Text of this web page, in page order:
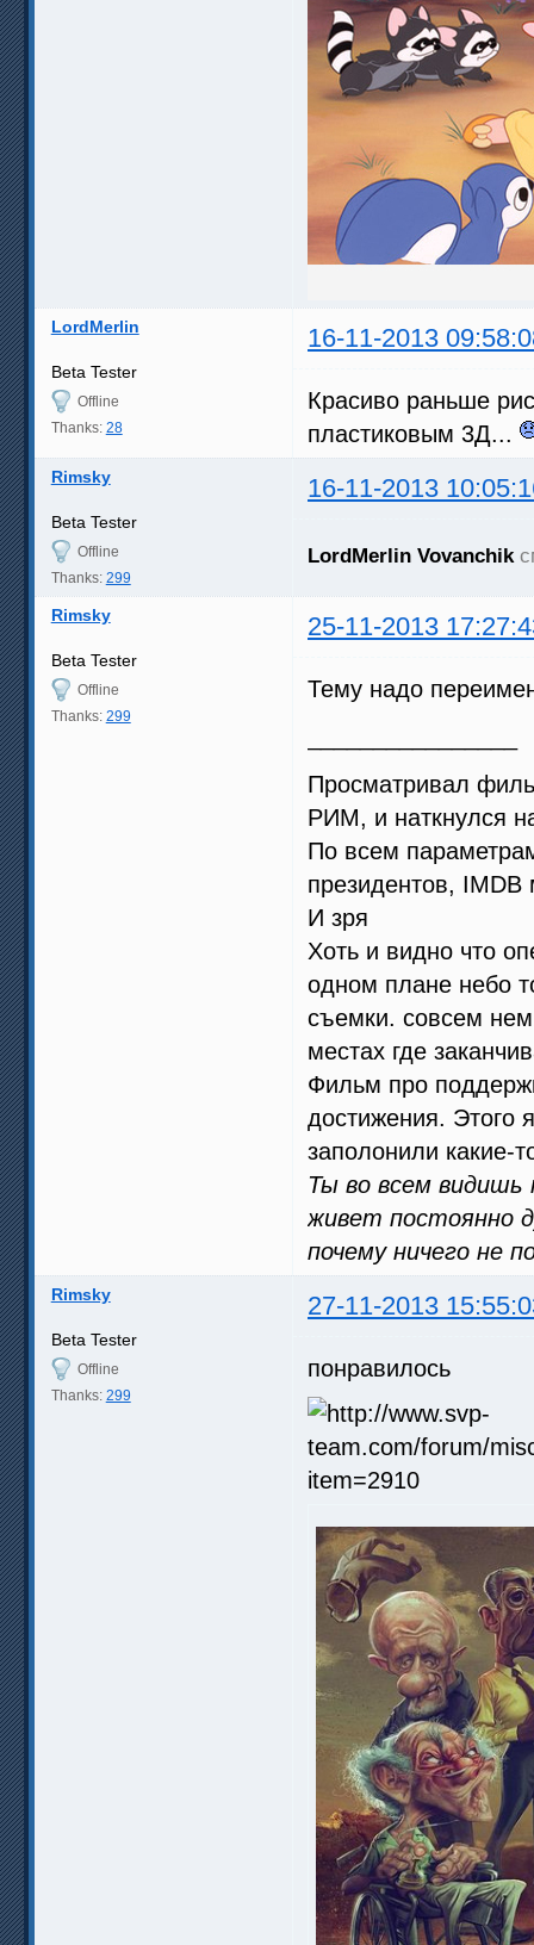
LordMerlin 16-11-2013
Beta Tester
Offline
Thanks: 28
Красиво раньше
пластиковым 3Д...
Rimsky 16-11-2013
Beta Tester
Offline
Thanks: 299
LordMerlin Vovanchik
Rimsky 25-11-2013
Beta Tester
Offline
Thanks: 299
Тему надо
Просматривал
РИМ, и наткнулся
По всем
президентов,
И зря
Хоть и видно что
одном плане небо
съемки. совсем
местах где
Фильм про
достижения. Этого
заполонили какие-
Ты во всем
живет постоянно
почему ничего не
Rimsky 27-11-2013
Beta Tester
Offline
Thanks: 299
понравилось